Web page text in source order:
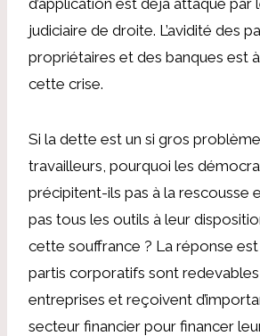
judiciaire de droite. L’avidité des
propriétaires et des banques est à
cette crise.
Si la dette est un si gros
travailleurs, pourquoi les
précipitent-ils pas à la rescousse
pas tous les outils à leur
cette souffrance ? La réponse
partis corporatifs sont
entreprises et reçoivent
secteur financier pour financer